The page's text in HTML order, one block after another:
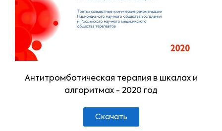
Антитромботическая терапия в шкалах и
алгоритмах - 2020 год
Скачать